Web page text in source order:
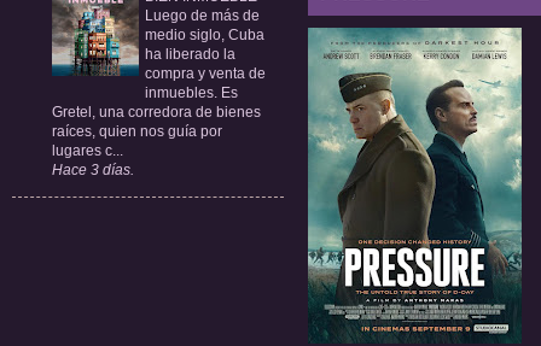
Luego de más de
medio siglo, Cuba
ha liberado la
compra y venta de
inmuebles. Es
Gretel, una corredora de bienes
raíces, quien nos guía por
lugares c...
Hace 3 días.